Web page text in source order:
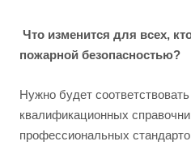
Что изменится для всех,
пожарной безопасностью?
Нужно будет
квалификационных
профессиональных